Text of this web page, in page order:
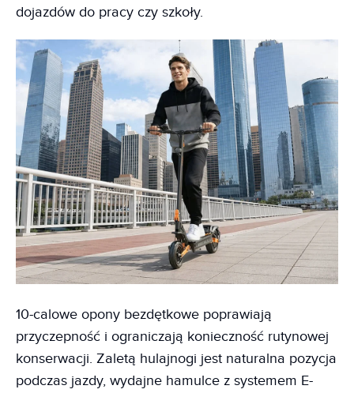
dojazdów do pracy czy szkoły.
10-calowe opony bezdętkowe poprawiają
przyczepność i ograniczają konieczność rutynowej
konserwacji. Zaletą hulajnogi jest naturalna pozycja
podczas jazdy, wydajne hamulce z systemem E-